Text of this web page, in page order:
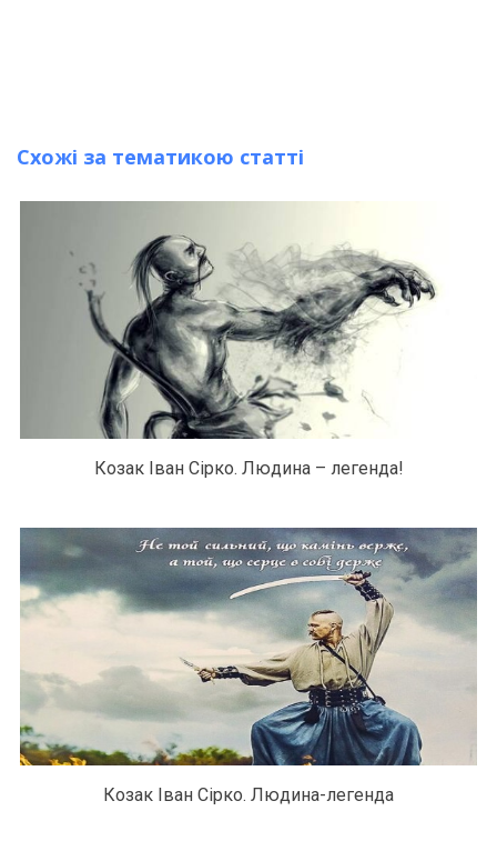
Схожі за тематикою статті
Козак Іван Сірко. Людина – легенда!
Козак Іван Сірко. Людина-легенда